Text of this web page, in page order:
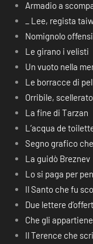
Armadio a
_ Lee, regista
Nomignolo
Le girano i velisti
Un vuoto nella
Le borracce di
Orribile, scellerato
La fine di Tarzan
L’acqua de
Segno grafico
La guidò Breznev
Lo si paga per
Il Santo che fu
Due lettere
Che gli appartiene
Il Terence che